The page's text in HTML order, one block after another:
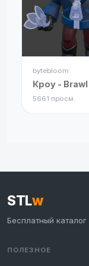
bytebloom
Кроу -
5661 просм.
STLw
Бесплатный
ПОЛЕЗНОЕ